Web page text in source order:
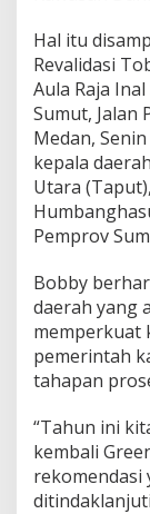
Hal itu
Revalidasi
Aula Raja
Sumut, Jalan
Medan,
kepala
Utara
Pemprov
Bobby
daerah yang
memperkuat
pemerintah
tahapan
“Tahun ini
kembali
rekomendasi